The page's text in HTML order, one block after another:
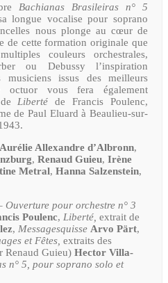
Bachianas Brasileiras n° 5
longue vocalise pour soprano
nous plonge au cœur de
de cette formation originale que
couleurs orchestrales,
ou Debussy l’inspiration
musiciens issus des meilleurs
octuor vous fera également
deLiberté de Francis Poulenc,
de Paul Eluard à Beaulieu-sur-
Aurélie Allexandre d’Albronn,
, Renaud Guieu, Irène
Metral, Hanna Salzenstein,
Ouverture pour orchestre n° 3
Poulenc, Liberté, extrait de
, Messagesquisse Arvo Pärt,
et Fêtes, extraits des
Renaud Guieu) Hector Villa-
n° 5, pour soprano solo et